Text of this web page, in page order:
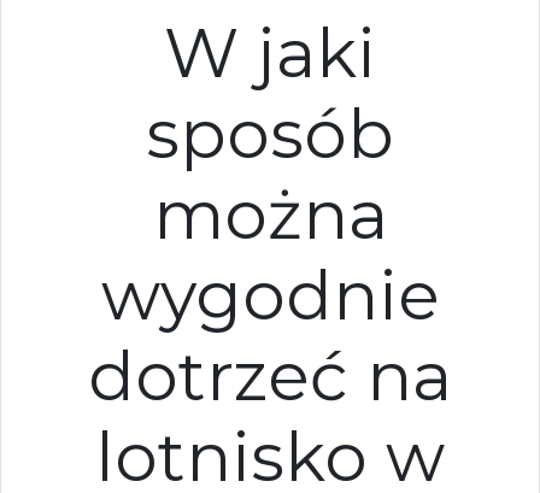
W jaki
sposób
można
wygodnie
dotrzeć na
lotnisko w